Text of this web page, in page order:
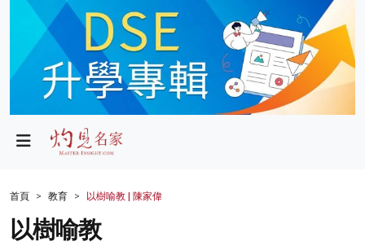
政局
財經
生活
首頁 教育 以樹喻教 | 陳家偉
以樹喻教